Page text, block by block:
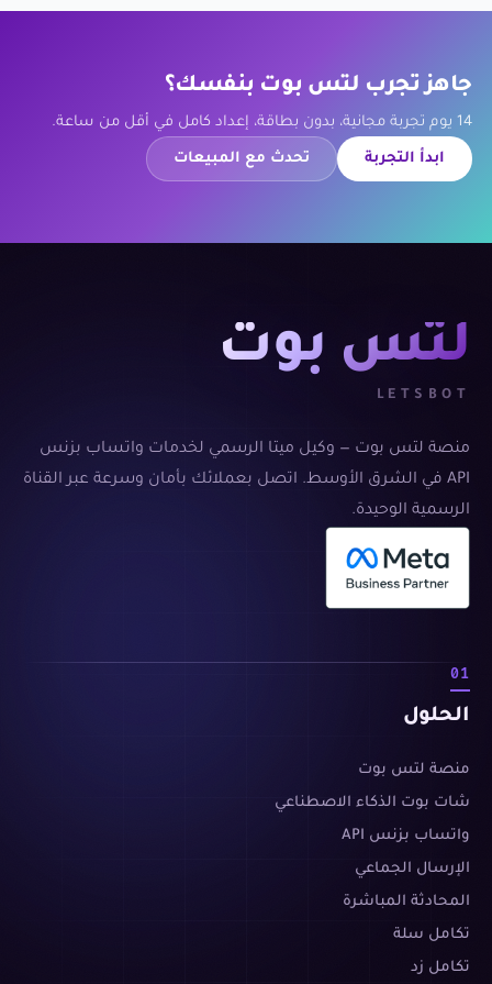
جاهز تجرب لتس بوت بنفسك؟
14 يوم تجربة مجانية، بدون بطاقة، إعداد كامل في أقل من ساعة.
ابدأ التجربة تحدث مع المبيعات
لتس بوت
LETSBOT
منصة لتس بوت — وكيل ميتا الرسمي لخدمات واتساب بزنس
API في الشرق الأوسط. اتصل بعملائك بأمان وسرعة عبر القناة
الرسمية الوحيدة.
01
الحلول
منصة لتس بوت
شات بوت الذكاء الاصطناعي
واتساب بزنس API
الإرسال الجماعي
المحادثة المباشرة
تكامل سلة
تكامل زد